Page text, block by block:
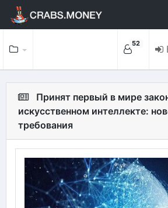
52
Принят первый в мире
искусственном интеллекте:
требования